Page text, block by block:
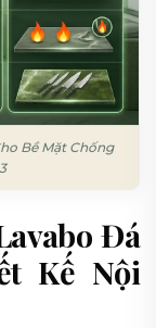
Bề Mặt Chống
Đá
Kế Nội